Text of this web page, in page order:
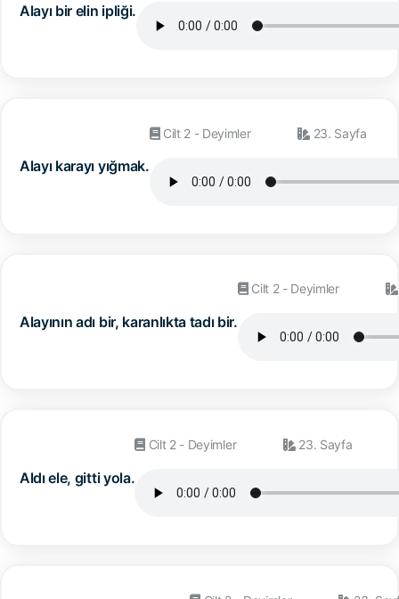
Alayı bir elin ipliği.
Alayı karayı yığmak.
Cilt 2 - Deyimler 23. Sayfa
Alayının adı bir, karanlıkta tadı bir.
Cilt 2 - Deyimler
Aldı ele, gitti yola.
Cilt 2 - Deyimler 23. Sayfa